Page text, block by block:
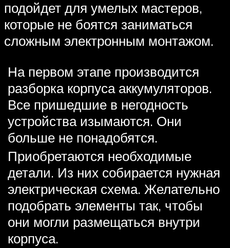
подойдет для умелых мастеров,
которые не боятся заниматься
сложным электронным монтажом.
На первом этапе производится
разборка корпуса аккумуляторов.
Все пришедшие в негодность
устройства изымаются. Они
больше не понадобятся.
Приобретаются необходимые
детали. Из них собирается нужная
электрическая схема. Желательно
подобрать элементы так, чтобы
они могли размещаться внутри
корпуса.